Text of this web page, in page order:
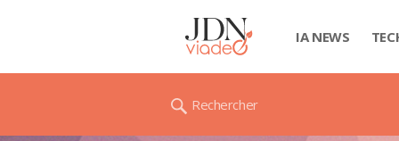
IA NEWS
Rechercher